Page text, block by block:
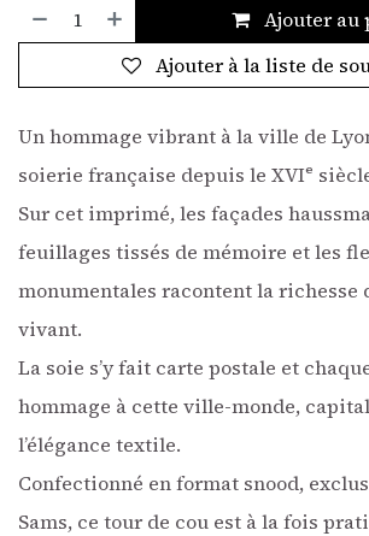
Ajouter au
Ajouter à la liste de
Un hommage vibrant à la ville de
soierie française depuis le XVIᵉ
Sur cet imprimé, les façades
feuillages tissés de mémoire et les
monumentales racontent la richesse
vivant.
La soie s’y fait carte postale et
hommage à cette ville-monde,
l’élégance textile.
Confectionné en format snood,
Sams, ce tour de cou est à la fois